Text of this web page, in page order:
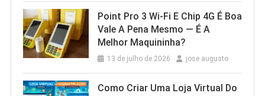
Point Pro 3 Wi‑Fi E Chip 4G É Boa
Vale A Pena Mesmo — É A
Melhor Maquininha?
13 de julho de 2026 jose augusto
Como Criar Uma Loja Virtual Do